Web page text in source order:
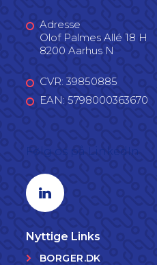
Adresse
Olof Palmes Allé 18 H
8200 Aarhus N
CVR: 39850885
EAN: 5798000363670
Linkedin profil
Nyttige Links
BORGER.DK